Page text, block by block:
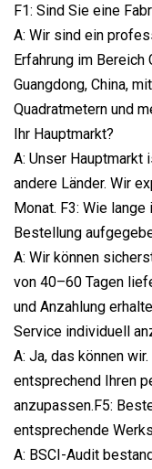
F1: Sind Sie eine
A: Wir sind ein
Erfahrung im Bereich
Guangdong, China,
Quadratmetern und
Ihr Hauptmarkt?
A: Unser Hauptmarkt
andere Länder. Wir
Monat. F3: Wie
Bestellung
A: Wir können
von 40–60 Tagen
und Anzahlung
Service individuell
A: Ja, das können
entsprechend Ihren
anzupassen.F5:
entsprechende
A: BSCI-Audit